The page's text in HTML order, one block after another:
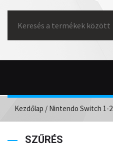
for:
Kezdőlap / Nintendo Switch 1-2
SZŰRÉS